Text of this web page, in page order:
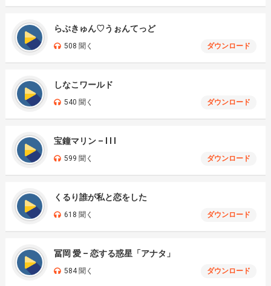
らぶきゅん♡うぉんてっど
508 聞く ダウンロード
しなこワールド
540 聞く ダウンロード
宝鐘マリン – I I I
599 聞く ダウンロード
くるり誰が私と恋をした
618 聞く ダウンロード
冨岡 愛 – 恋する惑星「アナタ」
584 聞く ダウンロード